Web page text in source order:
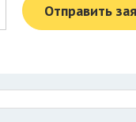
Отправить